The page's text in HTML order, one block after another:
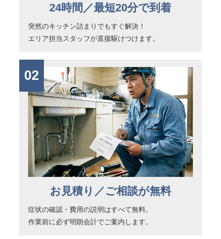
24時間／最短20分で到着
突然のキッチン詰まりでもすぐ解決！
エリア担当スタッフが直接駆けつけます。
02
お見積り／ご相談が無料
症状の確認・費用の説明はすべて無料。
作業前に必ず明朗会計でご案内します。